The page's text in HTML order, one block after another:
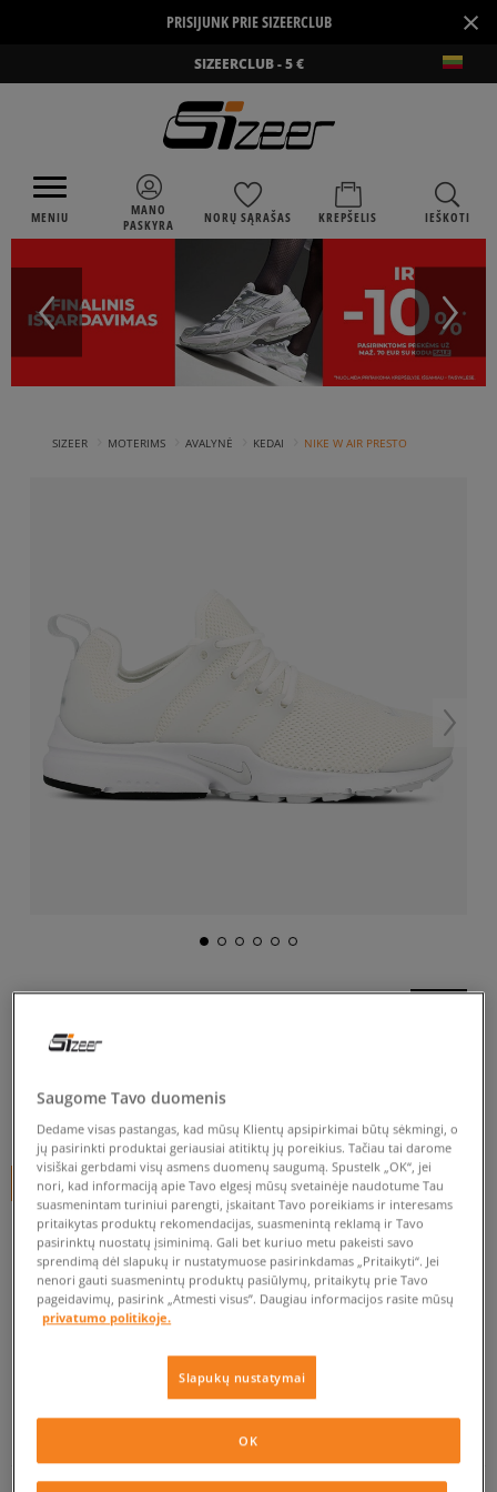
PRISIJUNK PRIE SIZEERCLUB ×
SIZEERCLUB - 5 €
MENIU
MANO
PASKYRA
NORŲ SĄRAŠAS KREPŠELIS IEŠKOTI
SIZEER MOTERIMS AVALYNĖ KEDAI NIKE W AIR PRESTO
NIKE W AIR PRESTO
moterims, kedai
29,99€
+ 30 tšk.SizeerClub
Prekė neprieinama
Jei prekė vėl bus sandėlyje, gausi pranešimą iš mūsų.
EU dydžiai US dydžiai
36,5 23 cm Pranešti man
Saugome Tavo duomenis
Dedame visas pastangas, kad mūsų Klientų apsipirkimai būtų sėkmingi, o
jų pasirinkti produktai geriausiai atitiktų jų poreikius. Tačiau tai darome
visiškai gerbdami visų asmens duomenų saugumą. Spustelk „OK“, jei
nori, kad informaciją apie Tavo elgesį mūsų svetainėje naudotume Tau
suasmenintam turiniui parengti, įskaitant Tavo poreikiams ir interesams
pritaikytas produktų rekomendacijas, suasmenintą reklamą ir Tavo
pasirinktų nuostatų įsiminimą. Gali bet kuriuo metu pakeisti savo
sprendimą dėl slapukų ir nustatymuose pasirinkdamas „Pritaikyti“. Jei
nenori gauti suasmenintų produktų pasiūlymų, pritaikytų prie Tavo
pageidavimų, pasirink „Atmesti visus”. Daugiau informacijos rasite mūsų
privatumo politikoje.
Slapukų nustatymai
OK